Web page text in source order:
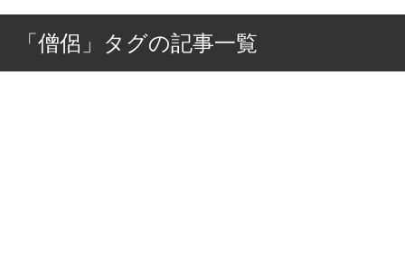
「僧侶」タグの記事一覧